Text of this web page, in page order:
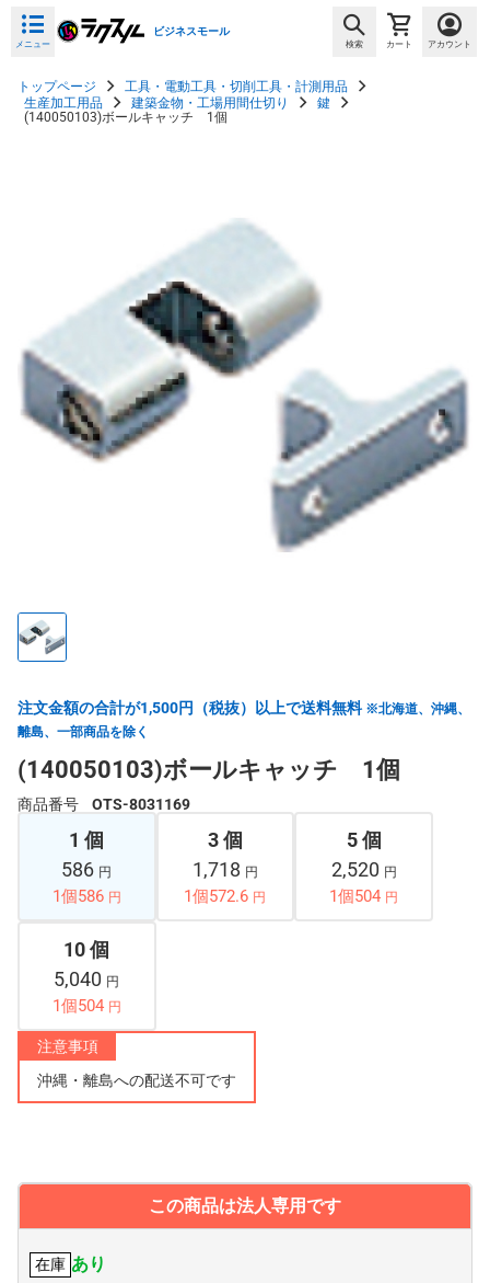
メニュー
ビジネスモール
検索 カート アカウント
トップページ
工具・電動工具・切削工具・計測用品
生産加工用品
建築金物・工場用間仕切り
鍵
(140050103)ボールキャッチ 1個
注文金額の合計が1,500円（税抜）以上で送料無料 ※北海道、沖縄、
離島、一部商品を除く
(140050103)ボールキャッチ 1個
商品番号 OTS-8031169
1 個
586 円
1個586 円
3 個
1,718 円
1個572.6 円
5 個
2,520 円
1個504 円
10 個
5,040 円
1個504 円
注意事項
沖縄・離島への配送不可です
この商品は法人専用です
在庫 あり